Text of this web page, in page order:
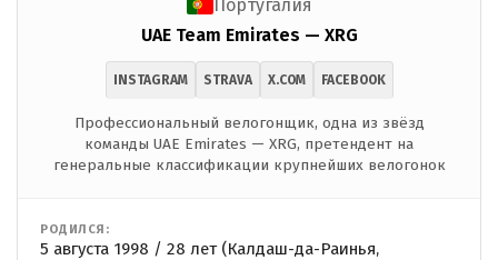
Португалия
UAE Team Emirates — XRG
INSTAGRAM STRAVA X.COM FACEBOOK
Профессиональный велогонщик, одна из звёзд
команды UAE Emirates — XRG, претендент на
генеральные классификации крупнейших велогонок
РОДИЛСЯ:
5 августа 1998 / 28 лет (Калдаш-да-Раинья,